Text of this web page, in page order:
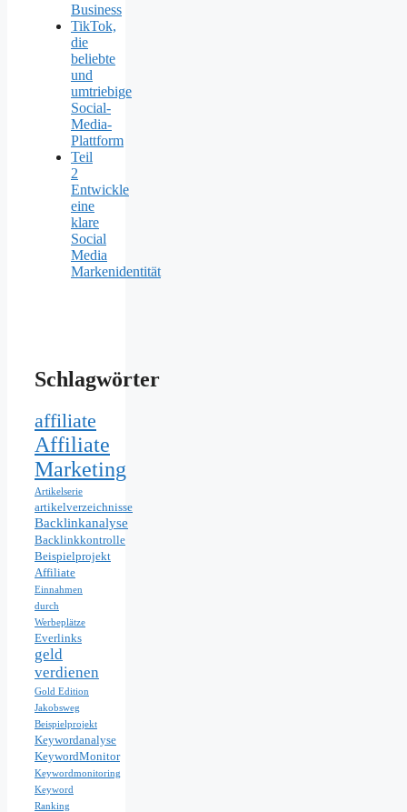
Business
TikTok,
die
beliebte
und
umtriebige
Social-
Media-
Plattform
Teil
2
Entwickle
eine
klare
Social
Media
Markenidentität
Schlagwörter
affiliate
Affiliate
Marketing
Artikelserie
artikelverzeichnisse
Backlinkanalyse
Backlinkkontrolle
Beispielprojekt
Affiliate
Einnahmen
durch
Werbeplätze
Everlinks
geld
verdienen
Gold Edition
Jakobsweg
Beispielprojekt
Keywordanalyse
KeywordMonitor
Keywordmonitoring
Keyword
Ranking